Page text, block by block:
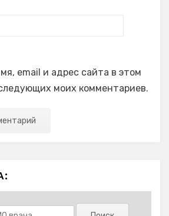
email и адрес сайта в этом
моих комментариев.